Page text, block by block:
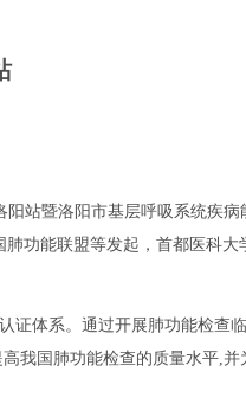
站暨洛阳市基层呼吸系统疾病
功能联盟等发起，首都医科
证体系。通过开展肺功能检查
我国肺功能检查的质量水平,